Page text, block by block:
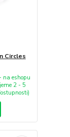
Circles
na eshopu
2 - 5